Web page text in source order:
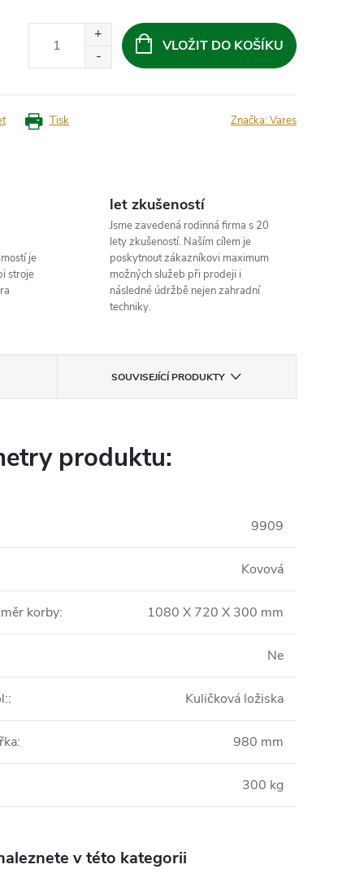
VLOŽIT DO KOŠÍKU
Tisk Značka:Vares
je
stroje
let zkušeností
Jsme zavedená rodinná firma s 20
lety zkušeností. Naším cílem je
poskytnout zákazníkovi maximum
možných služeb při prodeji i
následné údržbě nejen zahradní
techniky.
SOUVISEJÍCÍ PRODUKTY
produktu:
9909
Kovová
korby: 1080 X 720 X 300 mm
Ne
: Kuličková ložiska
: 980 mm
300 kg
v této kategorii